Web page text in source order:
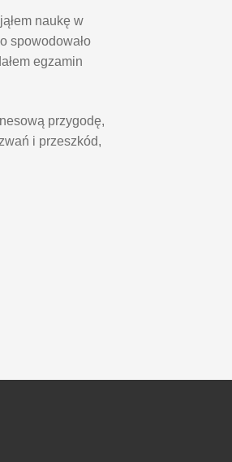
naukę w
spowodowało
egzamin
przygodę,
i przeszkód,